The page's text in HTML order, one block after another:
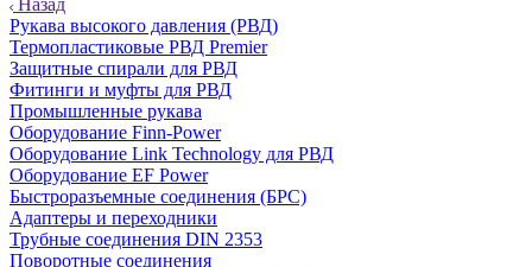
Назад
Рукава высокого давления (РВД)
Термопластиковые РВД Premier
Защитные спирали для РВД
Фитинги и муфты для РВД
Промышленные рукава
Оборудование Finn-Power
Оборудование Link Technology для РВД
Оборудование EF Power
Быстроразъемные соединения (БРС)
Адаптеры и переходники
Трубные соединения DIN 2353
Поворотные соединения